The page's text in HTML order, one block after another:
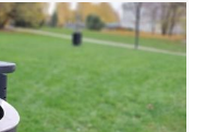
osoitteessa
ja ruotsiksi.